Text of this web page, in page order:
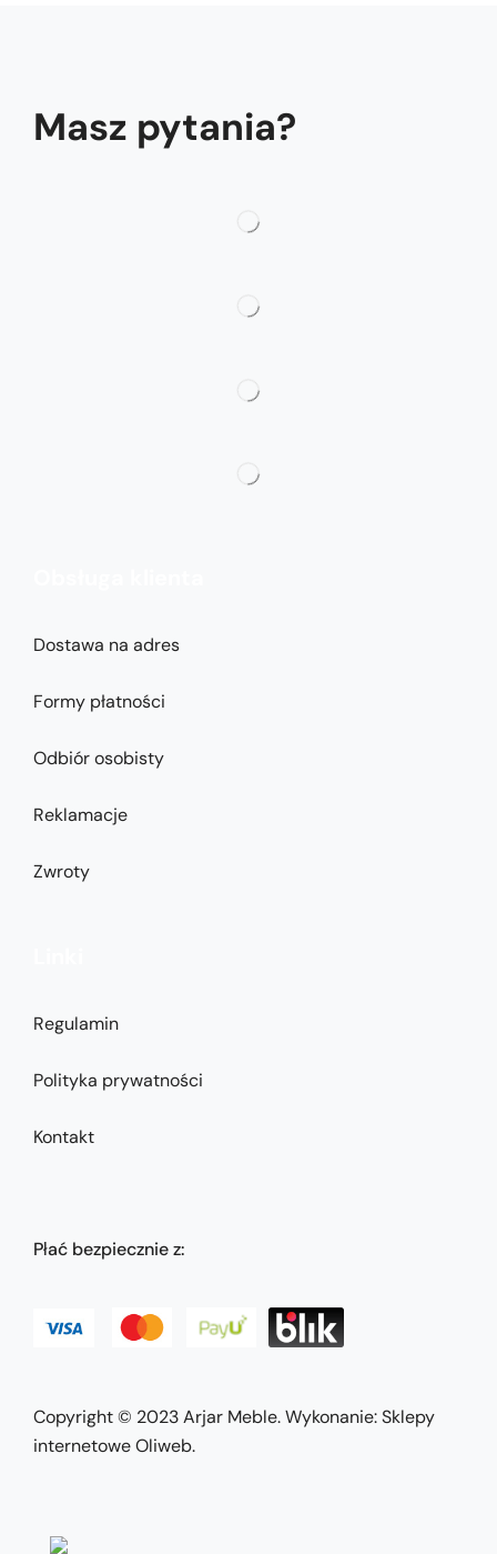
Masz pytania?
Dostawa na adres
Formy płatności
Odbiór osobisty
Reklamacje
Zwroty
Regulamin
Polityka prywatności
Kontakt
Płać bezpiecznie z:
Copyright © 2023Arjar Meble. Wykonanie:Sklepy
internetowe Oliweb.